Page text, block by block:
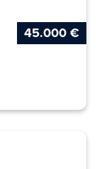
45.000 €